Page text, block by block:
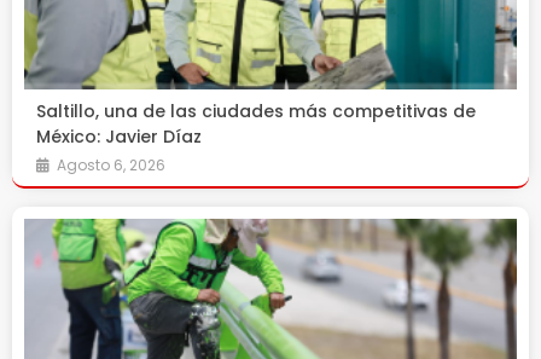
Saltillo, una de las ciudades más competitivas de
México: Javier Díaz
Agosto 6, 2026